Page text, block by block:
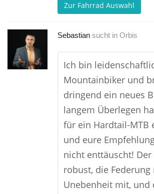
Zur Fahrrad Auswahl
Sebastian sucht in Orbis
Ich bin
Mountainbiker und
dringend ein neues
langem Überlegen
für ein Hardtail-MTB
und eure
nicht enttäuscht!
robust, die
Unebenheit mit, und